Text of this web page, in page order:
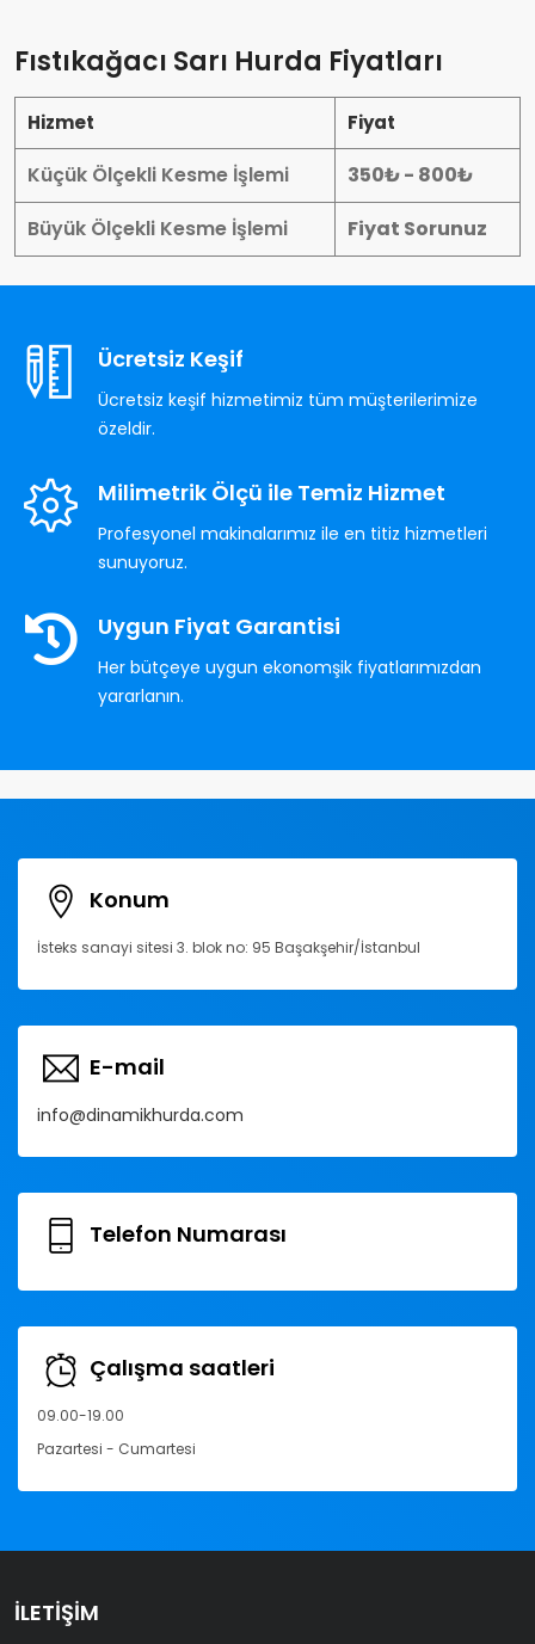
Fıstıkağacı Sarı Hurda Fiyatları
Hizmet Fiyat
Küçük Ölçekli Kesme İşlemi
350₺ - 800₺
Büyük Ölçekli Kesme İşlemi
Fiyat Sorunuz
Ücretsiz Keşif
Ücretsiz keşif hizmetimiz tüm müşterilerimize
özeldir.
Milimetrik Ölçü ile Temiz Hizmet
Profesyonel makinalarımız ile en titiz hizmetleri
sunuyoruz.
Uygun Fiyat Garantisi
Her bütçeye uygun ekonomşik fiyatlarımızdan
yararlanın.
Konum
İsteks sanayi sitesi 3. blok no: 95 Başakşehir/İstanbul
E-mail
info@dinamikhurda.com
Telefon Numarası
Çalışma saatleri
09.00-19.00
Pazartesi - Cumartesi
İLETIŞIM